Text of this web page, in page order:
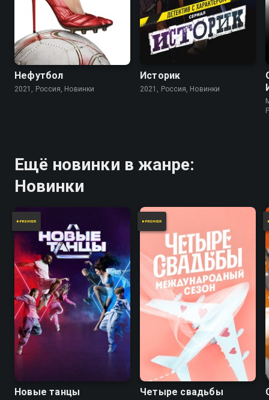
Нефутбол
2021, Россия, Новинки
Историк
2021, Россия, Новинки
Ещё новинки в жанре:
Новинки
Новые танцы Четыре свадьбы